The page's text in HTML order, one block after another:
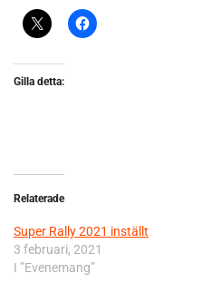
Gilla detta:
Relaterade
Super Rally 2021 inställt
3 februari, 2021
I ”Evenemang”